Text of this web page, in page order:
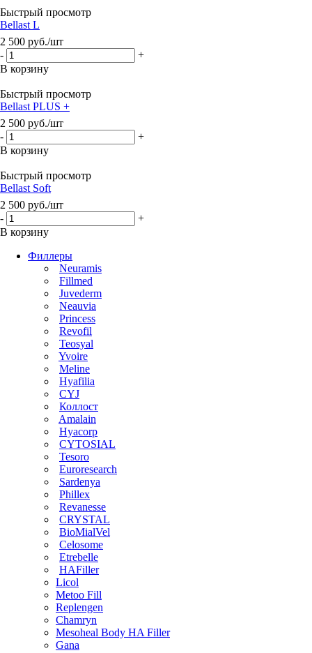
Быстрый просмотр
Bellast L
2 500 руб./шт
-
+
В корзину
Быстрый просмотр
Bellast PLUS +
2 500 руб./шт
-
+
В корзину
Быстрый просмотр
Bellast Soft
2 500 руб./шт
-
+
В корзину
Филлеры
Neuramis
Fillmed
Juvederm
Neauvia
Princess
Revofil
Teosyal
Yvoire
Meline
Hyafilia
CYJ
Коллост
Amalain
Hyacorp
CYTOSIAL
Tesoro
Euroresearch
Sardenya
Phillex
Revanesse
CRYSTAL
BioMialVel
Celosome
Etrebelle
HAFiller
Licol
Metoo Fill
Replengen
Chamryn
Mesoheal Body HA Filler
Gana